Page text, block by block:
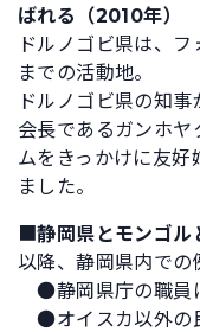
ばれる（2010年）
ドルノゴビ県は、
までの活動地。
ドルノゴビ県の知
会長であるガンホヤ
ムをきっかけに友好
ました。
■静岡県とモンゴル
以降、静岡県内での
●静岡県庁の職員
●オイスカ以外の